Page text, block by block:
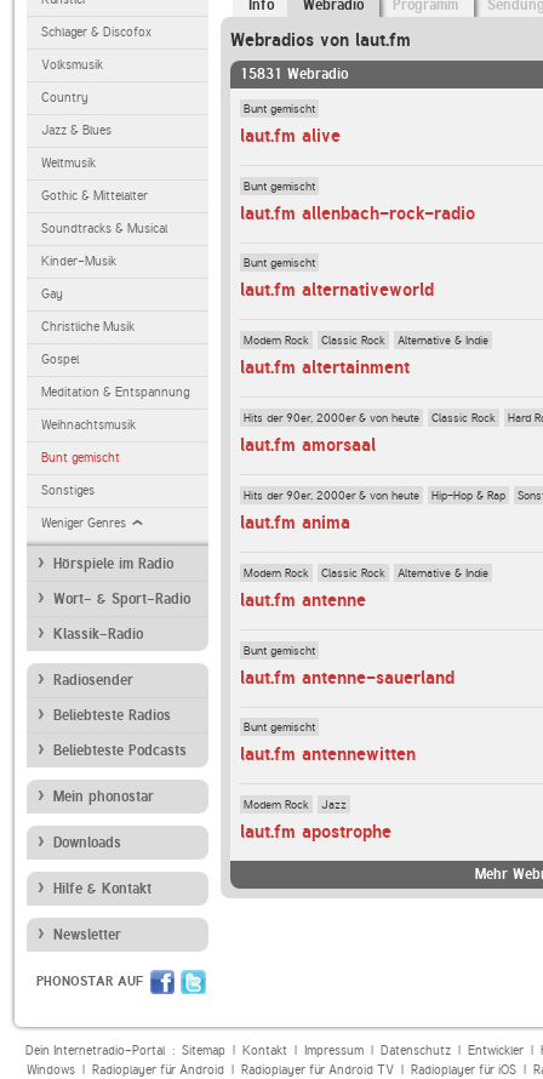
Schlager & Discofox
Volksmusik
Country
Jazz & Blues
Weltmusik
Gothic & Mittelalter
Soundtracks & Musical
Kinder-Musik
Gay
Christliche Musik
Gospel
Meditation & Entspannung
Weihnachtsmusik
Bunt gemischt
Sonstiges
Weniger Genres
Hörspiele im Radio
Wort- & Sport-Radio
Klassik-Radio
Radiosender
Beliebteste Radios
Beliebteste Podcasts
Mein phonostar
Downloads
Hilfe & Kontakt
Newsletter
PHONOSTAR AUF
Info Webradio Programm
Webradios von laut.fm
15831 Webradio
Bunt gemischt
laut.fm alive
Bunt gemischt
laut.fm allenbach-rock-radio
Bunt gemischt
laut.fm alternativeworld
Modern Rock Classic Rock Alternative & Indie
laut.fm altertainment
Hits der 90er, 2000er & von heute Classic Rock Hard
laut.fm amorsaal
Hits der 90er, 2000er & von heute Hip-Hop & Rap
laut.fm anima
Modern Rock Classic Rock Alternative & Indie
laut.fm antenne
Bunt gemischt
laut.fm antenne-sauerland
Bunt gemischt
laut.fm antennewitten
Modern Rock Jazz
laut.fm apostrophe
Mehr
Dein Internetradio-Portal : Sitemap| Kontakt| Impressum| Datenschutz| Entwickler|
Windows| Radioplayer für Android| Radioplayer für Android TV| Radioplayer für iOS|